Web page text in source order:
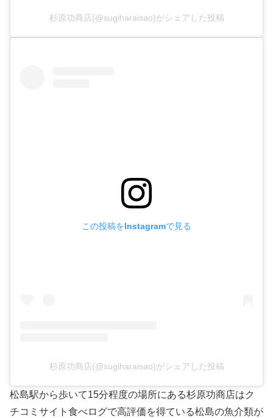
杉原功商店(@sugiharaisao)がシェアした投稿
この投稿をInstagramで見る
杉原功商店(@sugiharaisao)がシェアした投稿
松島駅から歩いて15分程度の場所にある杉原功商店はク
チコミサイト食べログで高評価を得ている松島の魚介類が